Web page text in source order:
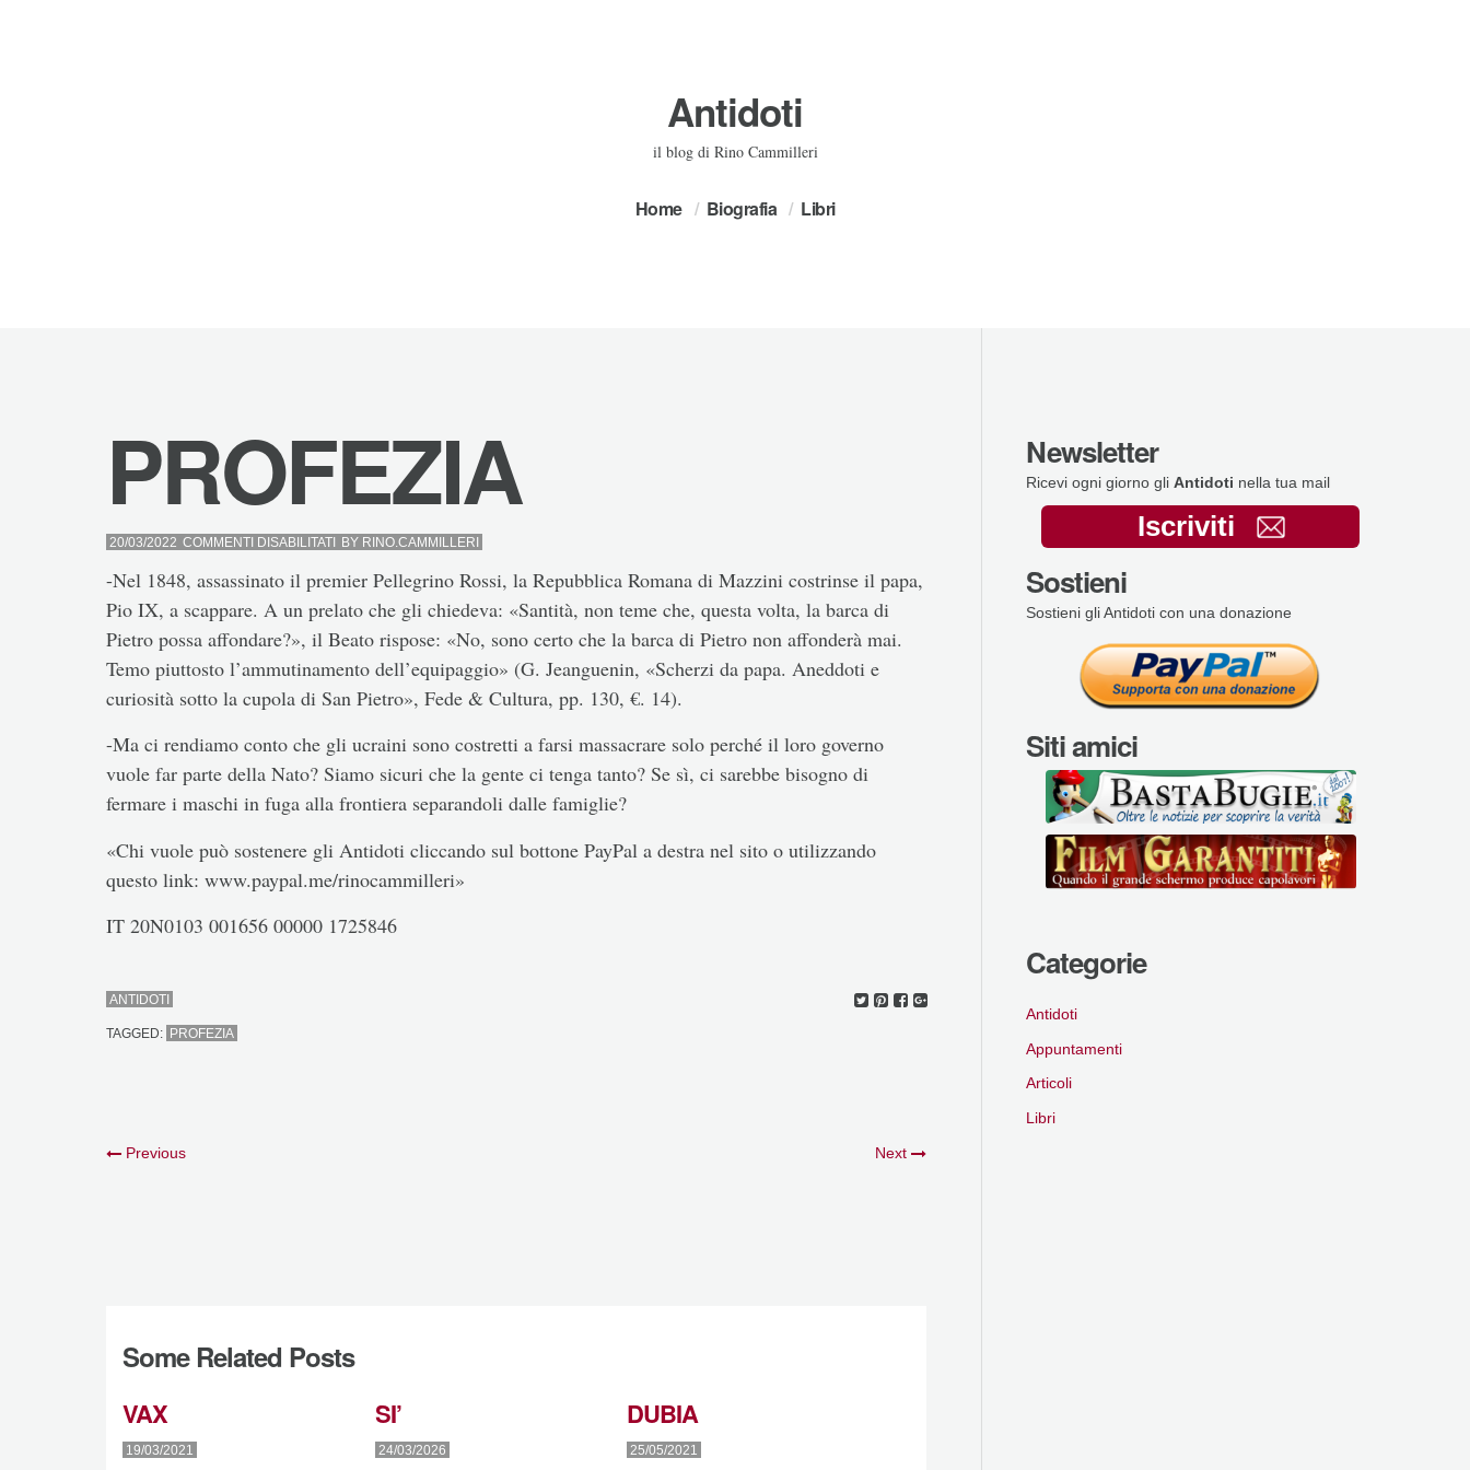
Antidoti
il blog di Rino Cammilleri
Home Biografia Libri
PROFEZIA
20/03/2022 COMMENTI DISABILITATISUBY RINO.CAMMILLERI
-Nel 1848, assassinato il premier Pellegrino Rossi, la Repubblica Romana di Mazzini costrinse il papa,
Pio IX, a scappare. A un prelato che gli chiedeva: «Santità, non teme che, questa volta, la barca di
Pietro possa affondare?», il Beato rispose: «No, sono certo che la barca di Pietro non affonderà mai.
Temo piuttosto l’ammutinamento dell’equipaggio» (G. Jeanguenin, «Scherzi da papa. Aneddoti e
curiosità sotto la cupola di San Pietro», Fede & Cultura, pp. 130, €. 14).
-Ma ci rendiamo conto che gli ucraini sono costretti a farsi massacrare solo perché il loro governo
vuole far parte della Nato? Siamo sicuri che la gente ci tenga tanto? Se sì, ci sarebbe bisogno di
fermare i maschi in fuga alla frontiera separandoli dalle famiglie?
«Chi vuole può sostenere gli Antidoti cliccando sul bottone PayPal a destra nel sito o utilizzando
questo link: www.paypal.me/rinocammilleri»
IT 20N0103 001656 00000 1725846
ANTIDOTI
TAGGED: PROFEZIA
Previous Next
Some Related Posts
VAX
19/03/2021
SI’
24/03/2026
DUBIA
25/05/2021
Newsletter
Ricevi ogni giorno gli Antidoti nella tua mail
Iscriviti
Sostieni
Sostieni gli Antidoti con una donazione
Siti amici
Categorie
Antidoti
Appuntamenti
Articoli
Libri